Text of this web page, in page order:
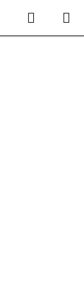
Hledat
KOŠÍK